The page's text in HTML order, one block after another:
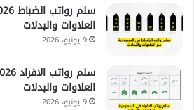
العلاوات والبدلات
9 يونيو، 2026
العلاوات والبدلات
9 يونيو، 2026